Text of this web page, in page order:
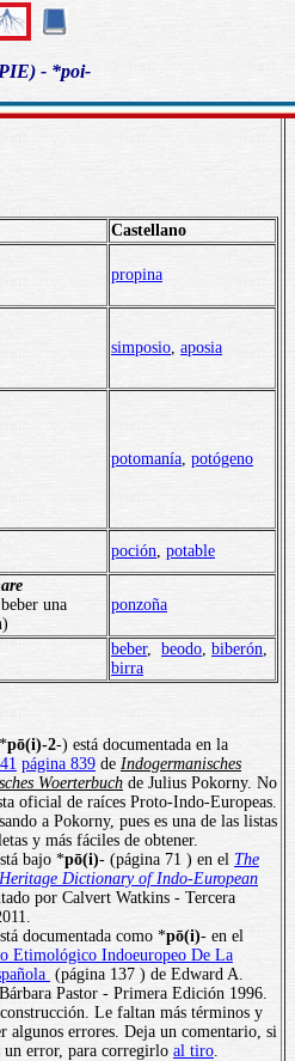
- *poi-
Castellano
propina
simposio aposia
potomanía potógeno
poción potable
una
ponzoña
beber, beodo biberón
birra
pō(i)-2-) está documentada en la
página 839 de Indogermanisches
Woerterbuch de Julius Pokorny. No
oficial de raíces Proto-Indo-Europeas.
a Pokorny, pues es una de las listas
y más fáciles de obtener.
bajo *pō(i)- (página 71 ) en el The
Dictionary of Indo-European
por Calvert Watkins - Tercera
documentada como *pō(i)- en el
Etimológico Indoeuropeo De La
(página 137 ) de Edward A.
Pastor - Primera Edición 1996.
Le faltan más términos y
algunos errores. Deja un comentario, si
un error, para corregirlo al tiro